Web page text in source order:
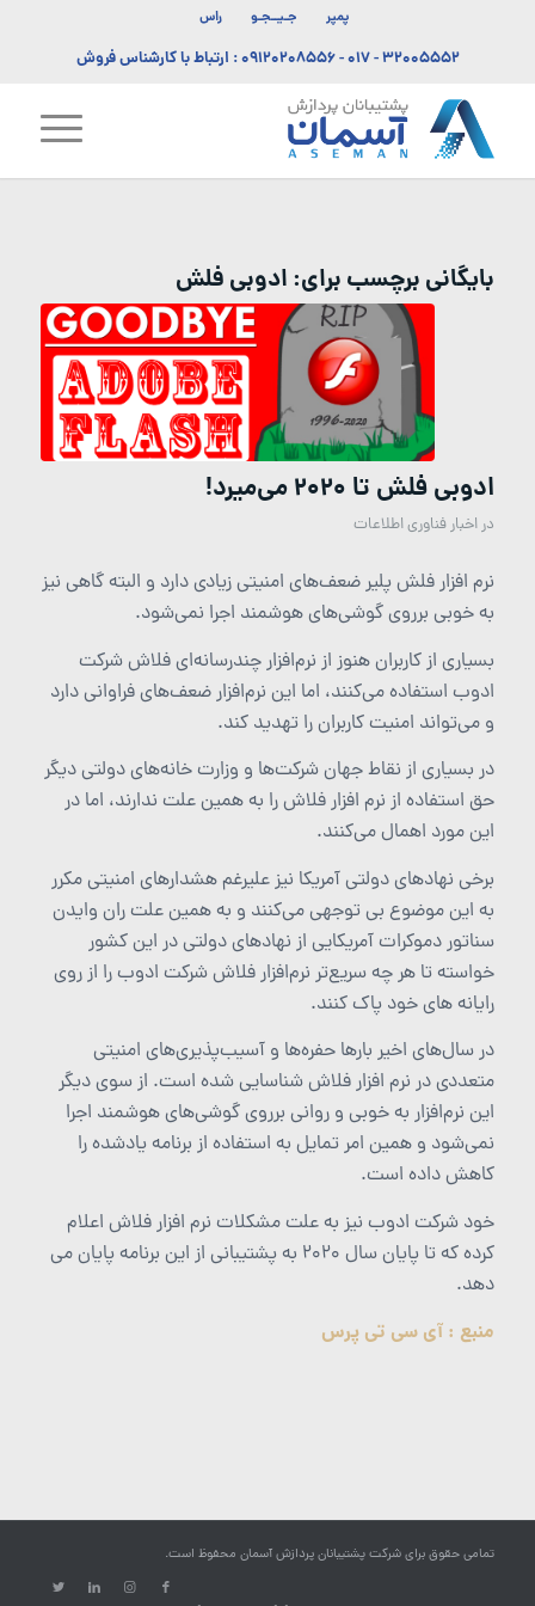
پمپر جـیــجـو راس
۳۲۰۰۵۵۵۲ - ۰۱۷ -۰۹۱۲۰۲۰۸۵۵۶: ارتباط با کارشناس فروش
بایگانی برچسب برای:ادوبی فلش
ادوبی فلش تا 2020 می‌میرد!
دراخبار فناوری اطلاعات
نرم افزار فلش پلیر ضعف‌های امنیتی زیادی دارد و البته گاهی نیز
به خوبی برروی گوشی‌های هوشمند اجرا نمی‌شود.
بسیاری از کاربران هنوز از نرم‌افزار چندرسانه‌ای فلاش شرکت
ادوب استفاده می‌کنند، اما این نرم‌افزار ضعف‌های فراوانی دارد
و می‌تواند امنیت کاربران را تهدید کند.
در بسیاری از نقاط جهان شرکت‌ها و وزارت خانه‌های دولتی دیگر
حق استفاده از نرم افزار فلاش را به همین علت ندارند، اما در
این مورد اهمال می‌کنند.
برخی نهادهای دولتی آمریکا نیز علیرغم هشدارهای امنیتی مکرر
به این موضوع بی توجهی می‌کنند و به همین علت ران وایدن
سناتور دموکرات آمریکایی از نهادهای دولتی در این کشور
خواسته تا هر چه سریع‌تر نرم‌افزار فلاش شرکت ادوب را از روی
رایانه های خود پاک کنند.
در سال‌های اخیر بارها حفره‌ها و آسیب‌پذیری‌های امنیتی
متعددی در نرم افزار فلاش شناسایی شده است. از سوی دیگر
این نرم‌افزار به خوبی و روانی برروی گوشی‌های هوشمند اجرا
نمی‌شود و همین امر تمایل به استفاده از برنامه یادشده را
کاهش داده است.
خود شرکت ادوب نیز به علت مشکلات نرم افزار فلاش اعلام
کرده که تا پایان سال ۲۰۲۰ به پشتیبانی از این برنامه پایان می
دهد.
منبع : آی سی تی پرس
تمامی حقوق برای شرکت پشتیبانان پردازش آسمان محفوظ است.